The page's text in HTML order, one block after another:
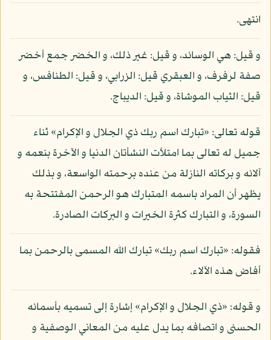
انتهى.
و قيل: هي الوسائد، و قيل: غير ذلك، و الخضر جمع أخضر
صفة لرفرف، و العبقري قيل: الزرابي، و قيل: الطنافس، و
قيل: الثياب الموشاة، و قيل: الديباج.
قوله تعالى: «تبارك اسم ربك ذي الجلال و الإكرام» ثناء
جميل له تعالى بما امتلأت النشأتان الدنيا و الآخرة بنعمه و
آلائه و بركاته النازلة من عنده برحمته الواسعة، و بذلك
يظهر أن المراد باسمه المتبارك هو الرحمن المفتتحة به
السورة، و التبارك كثرة الخيرات و البركات الصادرة.
فقوله: «تبارك اسم ربك» تبارك الله المسمى بالرحمن بما
أفاض هذه الآلاء.
و قوله: «ذي الجلال و الإكرام» إشارة إلى تسميه بأسمائه
الحسنى و اتصافه بما يدل عليه من المعاني الوصفية و